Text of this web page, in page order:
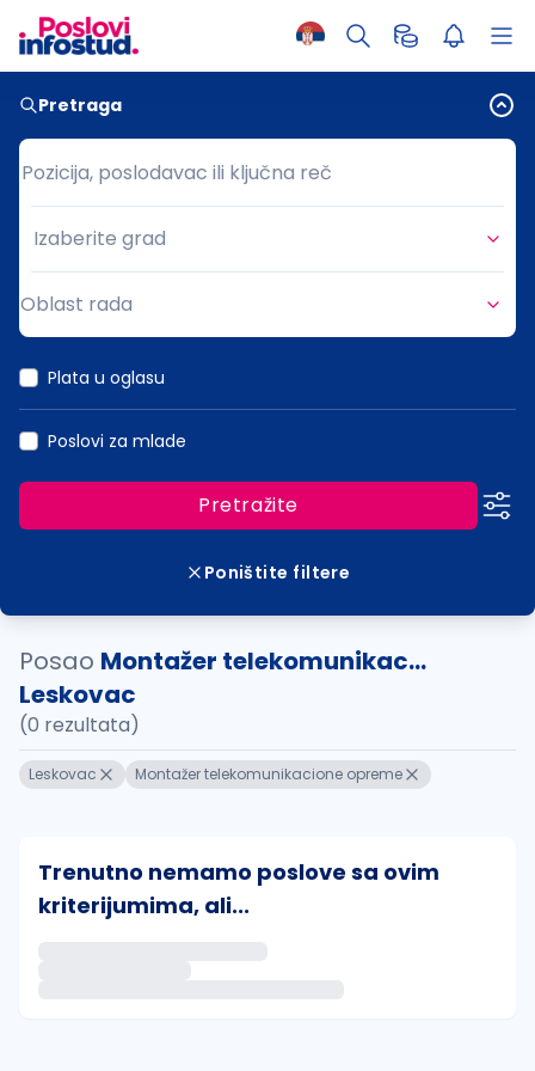
Pretraga
Pozicija, poslodavac ili ključna reč
Pozicija, poslodavac ili ključna reč
Grad
Izaberite grad
Oblast rada
Plata u oglasu
Poslovi za mlade
Pretražite
Poništite filtere
Posao Montažer telekomunikac...
Leskovac
(0 rezultata)
Leskovac Montažer telekomunikacione opreme
Trenutno nemamo poslove sa ovim
kriterijumima, ali...